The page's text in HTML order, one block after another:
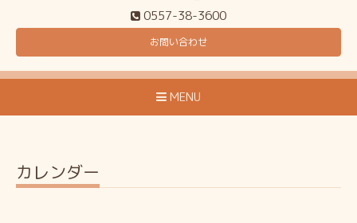
0557-38-3600
お問い合わせ
MENU
カレンダー